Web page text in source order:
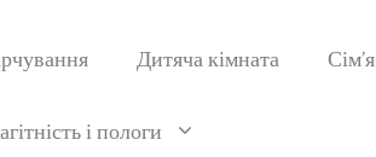
Дитяча кімната Сім’я
і пологи